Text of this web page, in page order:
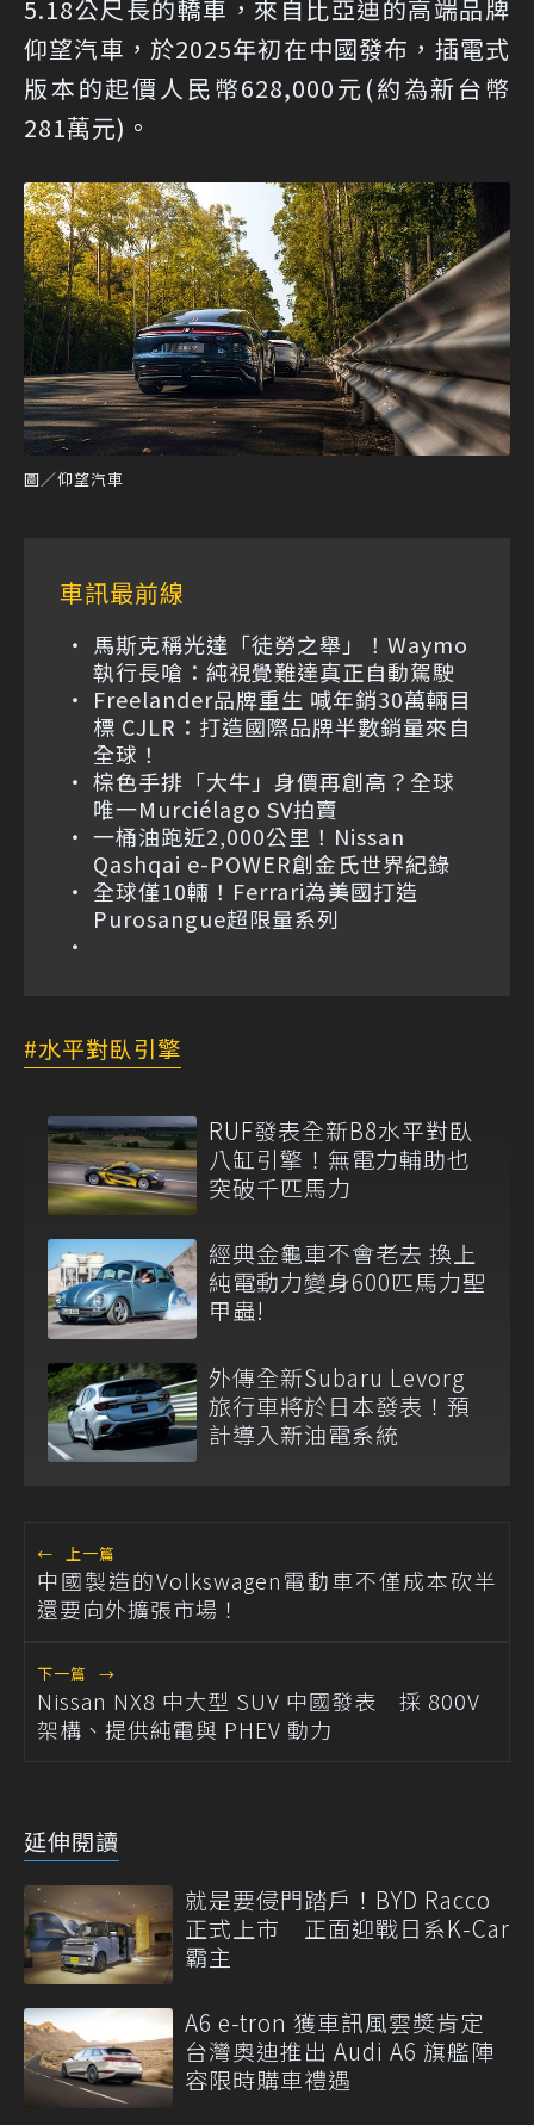
5.18公尺長的轎車，來自比亞迪的高端品牌
仰望汽車，於2025年初在中國發布，插電式
版本的起價人民幣628,000元(約為新台幣
281萬元)。
圖／仰望汽車
車訊最前線
馬斯克稱光達「徒勞之舉」！Waymo
執行長嗆：純視覺難達真正自動駕駛
Freelander品牌重生 喊年銷30萬輛目
標 CJLR：打造國際品牌半數銷量來自
全球！
棕色手排「大牛」身價再創高？全球
唯一Murciélago SV拍賣
一桶油跑近2,000公里！Nissan
Qashqai e-POWER創金氏世界紀錄
全球僅10輛！Ferrari為美國打造
Purosangue超限量系列
水平對臥引擎
RUF發表全新B8水平對臥
八缸引擎！無電力輔助也
突破千匹馬力
經典金龜車不會老去 換上
純電動力變身600匹馬力聖
甲蟲!
外傳全新Subaru Levorg
旅行車將於日本發表！預
計導入新油電系統
← 上一篇
中國製造的Volkswagen電動車不僅成本砍半
還要向外擴張市場！
下一篇 →
Nissan NX8 中大型 SUV 中國發表 採 800V
架構、提供純電與 PHEV 動力
延伸閱讀
就是要侵門踏戶！BYD Racco
正式上市 正面迎戰日系K-Car
霸主
A6 e-tron 獲車訊風雲獎肯定
台灣奧迪推出 Audi A6 旗艦陣
容限時購車禮遇